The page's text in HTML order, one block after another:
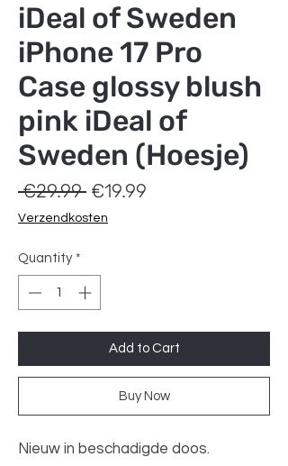
iDeal of Sweden
iPhone 17 Pro
Case glossy blush
pink iDeal of
Sweden (Hoesje)
€29.99 Regular
Price
€19.99
Verzendkosten
Quantity *
Add to Cart
Buy Now
Nieuw in beschadigde doos.